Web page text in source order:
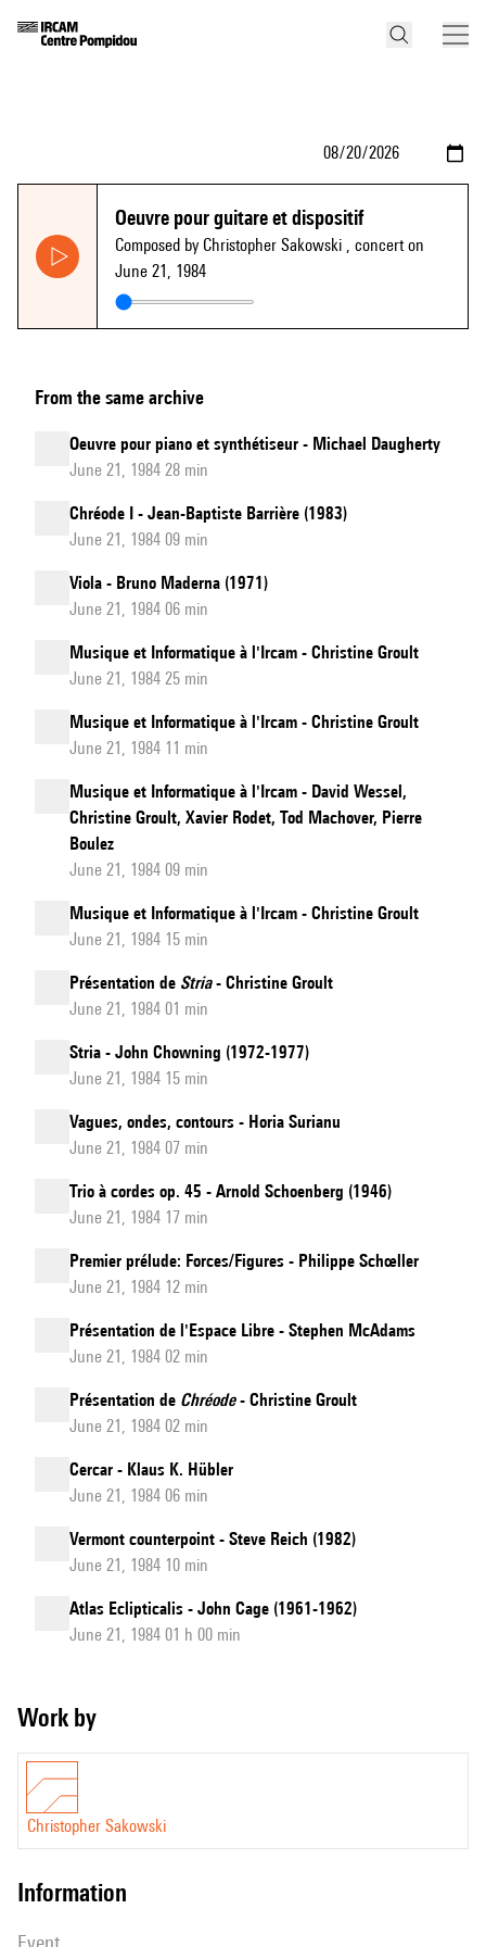
Oeuvre pour guitare et dispositif
Composed by Christopher Sakowski , concert on
June 21, 1984
From the same archive
Oeuvre pour piano et synthétiseur - Michael Daugherty
June 21, 1984 28 min
Chréode I - Jean-Baptiste Barrière (1983)
June 21, 1984 09 min
Viola - Bruno Maderna (1971)
June 21, 1984 06 min
Musique et Informatique à l'Ircam - Christine Groult
June 21, 1984 25 min
Musique et Informatique à l'Ircam - Christine Groult
June 21, 1984 11 min
Musique et Informatique à l'Ircam - David Wessel,
Christine Groult, Xavier Rodet, Tod Machover, Pierre
Boulez
June 21, 1984 09 min
Musique et Informatique à l'Ircam - Christine Groult
June 21, 1984 15 min
Présentation de Stria- Christine Groult
June 21, 1984 01 min
Stria - John Chowning (1972-1977)
June 21, 1984 15 min
Vagues, ondes, contours - Horia Surianu
June 21, 1984 07 min
Trio à cordes op. 45 - Arnold Schoenberg (1946)
June 21, 1984 17 min
Premier prélude: Forces/Figures - Philippe Schœller
June 21, 1984 12 min
Présentation de l'Espace Libre - Stephen McAdams
June 21, 1984 02 min
Présentation de Chréode- Christine Groult
June 21, 1984 02 min
Cercar - Klaus K. Hübler
June 21, 1984 06 min
Vermont counterpoint - Steve Reich (1982)
June 21, 1984 10 min
Atlas Eclipticalis - John Cage (1961-1962)
June 21, 1984 01 h 00 min
Work by
Christopher Sakowski
information